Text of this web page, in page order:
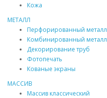
Кожа
МЕТАЛЛ
Перфорированный металл
Комбинированный металл
Декорирование труб
Фотопечать
Кованые экраны
МАССИВ
Массив классический